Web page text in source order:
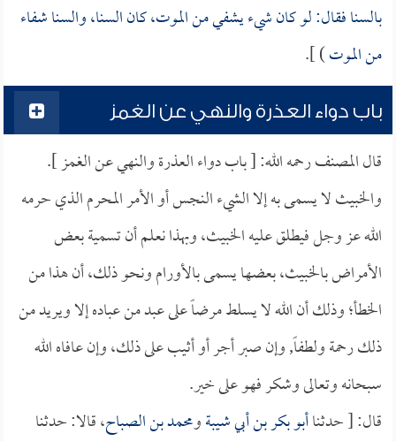
بالسنا فقال: لو كان شيء يشفي من الموت، كان السنا، والسنا شفاء
من الموت) ].
باب دواء العذرة والنهي عن الغمز
قال المصنف رحمه الله: [ باب دواء العذرة والنهي عن الغمز ].
والخبيث لا يسمى به إلا الشيء النجس أو الأمر المحرم الذي حرمه
الله عز وجل فيطلق عليه الخبيث، وبهذا نعلم أن تسمية بعض
الأمراض بالخبيث، بعضها يسمى بالأورام ونحو ذلك، أن هذا من
الخطأ؛ وذلك أن الله لا يسلط مرضاً على عبد من عباده إلا ويريد من
ذلك رحمة ولطفاً, وإن صبر أجر أو أثيب على ذلك، وإن عافاه الله
سبحانه وتعالى وشكر فهو على خير.
قال: [ حدثناأبو بكر بن أبي شيبةومحمد بن الصباح، قالا: حدثنا